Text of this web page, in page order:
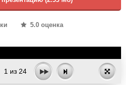
5.0 оценка
1 из 24